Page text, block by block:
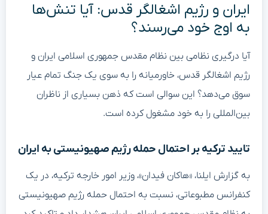
ایران و رژیم اشغالگر قدس: آیا تنش‌ها
به اوج خود می‌رسند؟
آیا درگیری نظامی بین نظام مقدس جمهوری اسلامی ایران و
رژیم اشغالگر قدس، خاورمیانه را به سوی یک جنگ تمام عیار
سوق می‌دهد؟ این سوالی است که ذهن بسیاری از ناظران
بین‌المللی را به خود مشغول کرده است.
تایید ترکیه بر احتمال حمله رژیم صهیونیستی به ایران
به گزارش ایلنا، «هاکان فیدان»، وزیر امور خارجه ترکیه، در یک
کنفرانس مطبوعاتی، نسبت به احتمال حمله رژیم صهیونیستی